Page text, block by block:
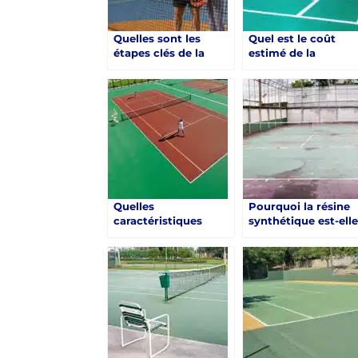
Quelles sont les
étapes clés de la
court de tennis en
résine synthétique à
Saint-Raphaël ?
Quel est le coût
estimé de la
court de tennis en
résine synthétique
Saint-Raphaël ?
Quelles
caractéristiques
sélection des
matériaux pour la
Construction d’un
court de tennis en
résine synthétique à
Saint-Raphaël ?
Pourquoi la résine
synthétique est-elle
matériaux pour la
construction d’un
court de tennis à
Saint-Raphaël ?